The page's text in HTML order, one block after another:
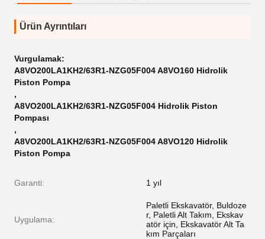
Ürün Ayrıntıları
Vurgulamak:
A8VO200LA1KH2/63R1-NZG05F004 A8VO160 Hidrolik
Piston Pompa
,
A8VO200LA1KH2/63R1-NZG05F004 Hidrolik Piston
Pompası
,
A8VO200LA1KH2/63R1-NZG05F004 A8VO120 Hidrolik
Piston Pompa
Garanti: 1 yıl
Uygulama:
Paletli Ekskavatör, Buldoze
r, Paletli Alt Takım, Ekskav
atör için, Ekskavatör Alt Ta
kım Parçaları